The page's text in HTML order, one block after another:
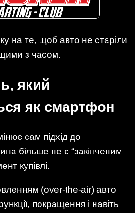
на те, щоб авто не старіли
з часом.
який
як смартфон
сам підхід до
більше не є “закінченим
купівлі.
(over-the-air) авто
покращення і навіть